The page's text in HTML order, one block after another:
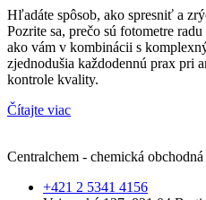
Hľadáte spôsob, ako spresniť a
Pozrite sa, prečo sú fotometre
ako vám v kombinácii s
zjednodušia každodennú prax pri
kontrole kvality.
Čítajte viac
Centralchem - chemická
+421 2 5341 4156